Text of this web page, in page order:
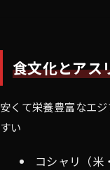
食文化とアス
安くて栄養豊富なエ
すい
コシャリ（米